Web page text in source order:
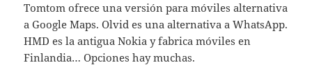
Tomtom ofrece una versión para móviles alternativa
a Google Maps. Olvid es una alternativa a WhatsApp.
HMD es la antigua Nokia y fabrica móviles en
Finlandia… Opciones hay muchas.